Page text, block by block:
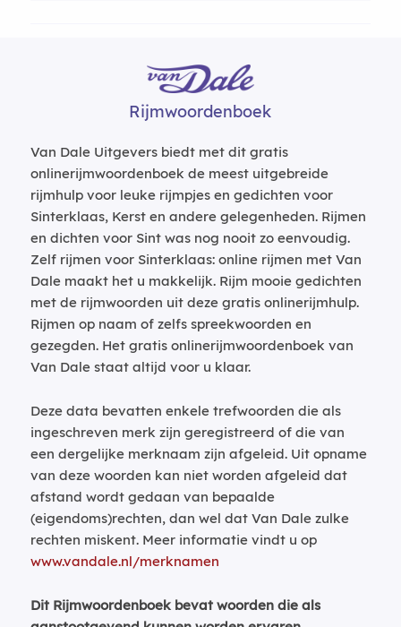
Rijmwoordenboek
Van Dale Uitgevers biedt met dit gratis
onlinerijmwoordenboek de meest uitgebreide
rijmhulp voor leuke rijmpjes en gedichten voor
Sinterklaas, Kerst en andere gelegenheden. Rijmen
en dichten voor Sint was nog nooit zo eenvoudig.
Zelf rijmen voor Sinterklaas: online rijmen met Van
Dale maakt het u makkelijk. Rijm mooie gedichten
met de rijmwoorden uit deze gratis onlinerijmhulp.
Rijmen op naam of zelfs spreekwoorden en
gezegden. Het gratis onlinerijmwoordenboek van
Van Dale staat altijd voor u klaar.
Deze data bevatten enkele trefwoorden die als
ingeschreven merk zijn geregistreerd of die van
een dergelijke merknaam zijn afgeleid. Uit opname
van deze woorden kan niet worden afgeleid dat
afstand wordt gedaan van bepaalde
(eigendoms)rechten, dan wel dat Van Dale zulke
rechten miskent. Meer informatie vindt u op
www.vandale.nl/merknamen
Dit Rijmwoordenboek bevat woorden die als